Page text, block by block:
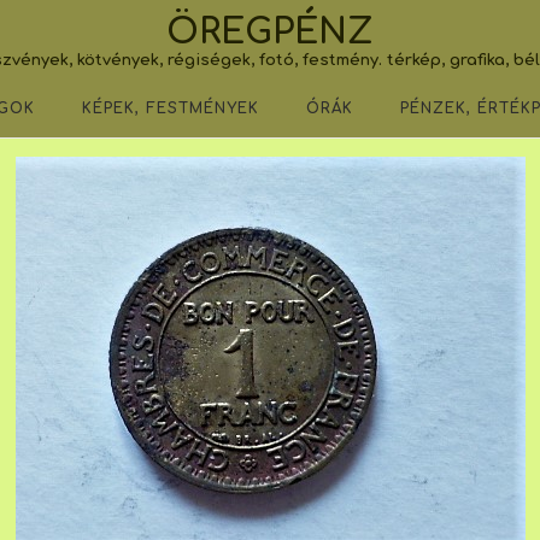
ÖREGPÉNZ
kötvények, régiségek, fotó, festmény. térkép, grafika,
KÉPEK, FESTMÉNYEK ÓRÁK PÉNZEK,